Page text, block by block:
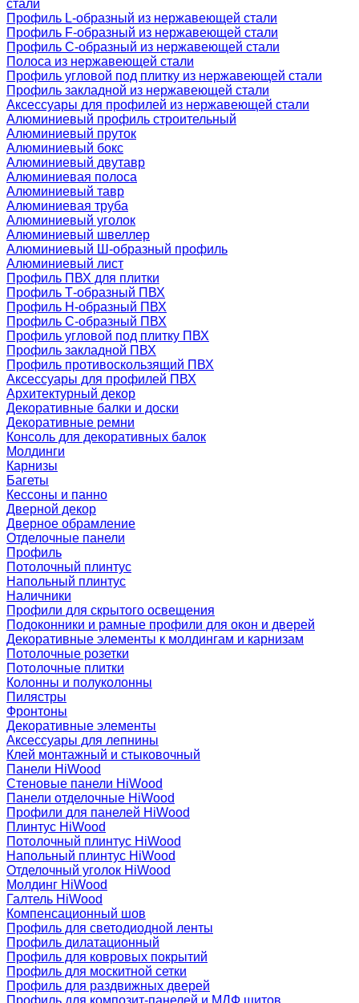
стали
Профиль L-образный из нержавеющей стали
Профиль F-образный из нержавеющей стали
Профиль C-образный из нержавеющей стали
Полоса из нержавеющей стали
Профиль угловой под плитку из нержавеющей стали
Профиль закладной из нержавеющей стали
Аксессуары для профилей из нержавеющей стали
Алюминиевый профиль строительный
Алюминиевый пруток
Алюминиевый бокс
Алюминиевый двутавр
Алюминиевая полоса
Алюминиевый тавр
Алюминиевая труба
Алюминиевый уголок
Алюминиевый швеллер
Алюминиевый Ш-образный профиль
Алюминиевый лист
Профиль ПВХ для плитки
Профиль Т-образный ПВХ
Профиль H-образный ПВХ
Профиль C-образный ПВХ
Профиль угловой под плитку ПВХ
Профиль закладной ПВХ
Профиль противоскользящий ПВХ
Аксессуары для профилей ПВХ
Архитектурный декор
Декоративные балки и доски
Декоративные ремни
Консоль для декоративных балок
Молдинги
Карнизы
Багеты
Кессоны и панно
Дверной декор
Дверное обрамление
Отделочные панели
Профиль
Потолочный плинтус
Напольный плинтус
Наличники
Профили для скрытого освещения
Подоконники и рамные профили для окон и дверей
Декоративные элементы к молдингам и карнизам
Потолочные розетки
Потолочные плитки
Колонны и полуколонны
Пилястры
Фронтоны
Декоративные элементы
Аксессуары для лепнины
Клей монтажный и стыковочный
Панели HiWood
Стеновые панели HiWood
Панели отделочные HiWood
Профили для панелей HiWood
Плинтус HiWood
Потолочный плинтус HiWood
Напольный плинтус HiWood
Отделочный уголок HiWood
Молдинг HiWood
Галтель HiWood
Компенсационный шов
Профиль для светодиодной ленты
Профиль дилатационный
Профиль для ковровых покрытий
Профиль для москитной сетки
Профиль для раздвижных дверей
Профиль для композит-панелей и МДФ щитов